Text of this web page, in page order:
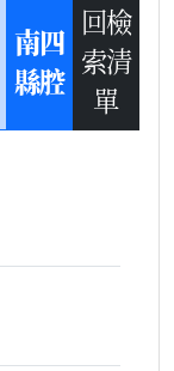
南四
縣腔
回檢
索清
單